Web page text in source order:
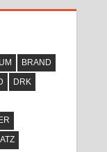
BRAND
DRK